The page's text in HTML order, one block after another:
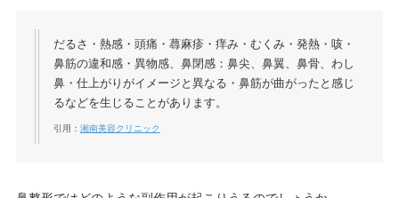
だるさ・熱感・頭痛・蕁麻疹・痒み・むくみ・発熱・咳・
鼻筋の違和感・異物感、鼻閉感：鼻尖、鼻翼、鼻骨、わし
鼻・仕上がりがイメージと異なる・鼻筋が曲がったと感じ
るなどを生じることがあります。
引用： 湘南美容クリニック